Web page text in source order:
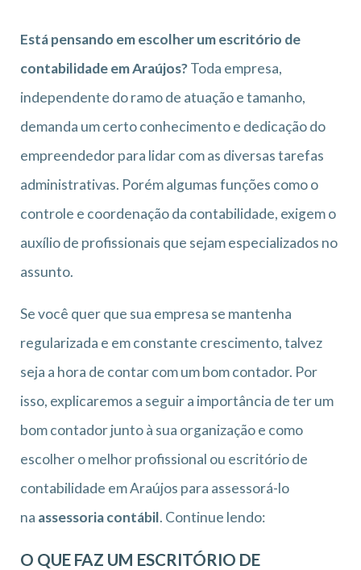
Está pensando em escolher um escritório de
contabilidade em Araújos?Toda empresa,
independente do ramo de atuação e tamanho,
demanda um certo conhecimento e dedicação do
empreendedor para lidar com as diversas tarefas
administrativas. Porém algumas funções como o
controle e coordenação da contabilidade, exigem o
auxílio de profissionais que sejam especializados no
assunto.
Se você quer que sua empresa se mantenha
regularizada e em constante crescimento, talvez
seja a hora de contar com um bom contador. Por
isso, explicaremos a seguir a importância de ter um
bom contador junto à sua organização e como
escolher o melhor profissional ou escritório de
contabilidade em Araújos para assessorá-lo
na assessoria contábil. Continue lendo:
O QUE FAZ UM ESCRITÓRIO DE